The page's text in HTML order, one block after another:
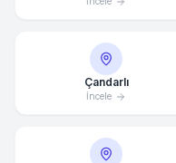
Çandarlı
İncele